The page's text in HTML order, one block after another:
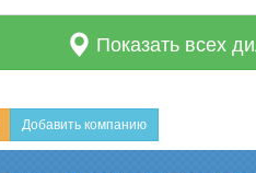
Показать всех
Добавить компанию